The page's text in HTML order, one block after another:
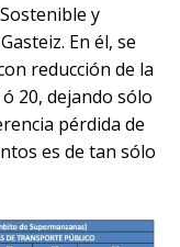
y
En él, se
reducción de la
20, dejando sólo
pérdida de
es de tan sólo